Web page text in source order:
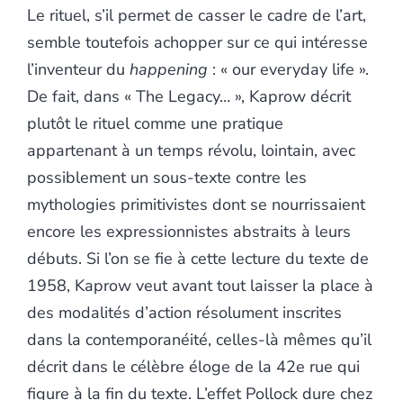
Le rituel, s’il permet de casser le cadre de l’art,
semble toutefois achopper sur ce qui intéresse
l’inventeur du happening : « our everyday life ».
De fait, dans « The Legacy… », Kaprow décrit
plutôt le rituel comme une pratique
appartenant à un temps révolu, lointain, avec
possiblement un sous-texte contre les
mythologies primitivistes dont se nourrissaient
encore les expressionnistes abstraits à leurs
débuts. Si l’on se fie à cette lecture du texte de
1958, Kaprow veut avant tout laisser la place à
des modalités d’action résolument inscrites
dans la contemporanéité, celles-là mêmes qu’il
décrit dans le célèbre éloge de la 42e rue qui
figure à la fin du texte. L’effet Pollock dure chez